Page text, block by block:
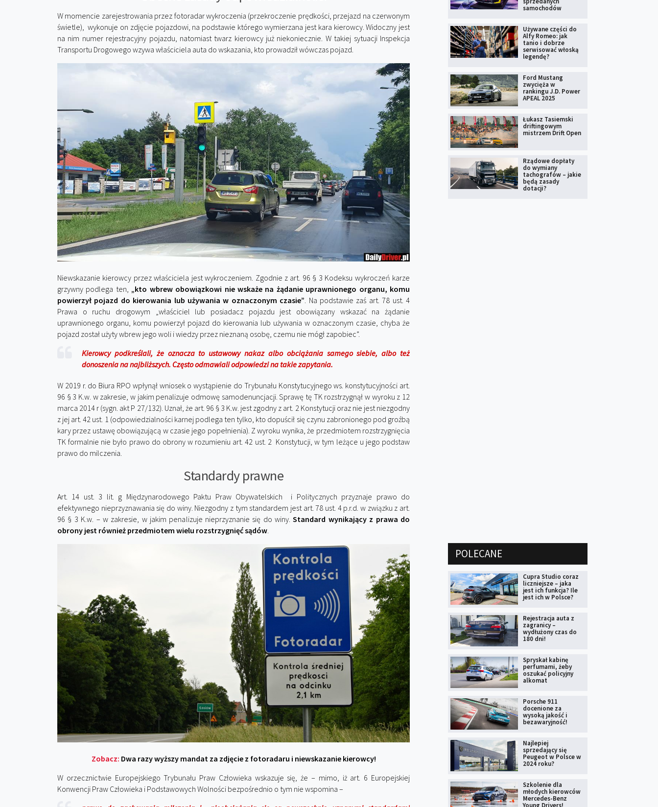
W momencie zarejestrowania przez fotoradar wykroczenia (przekroczenie prędkości, przejazd na czerwonym
świetle), wykonuje on zdjęcie pojazdowi, na podstawie którego wymierzana jest kara kierowcy. Widoczny jest
na nim numer rejestracyjny pojazdu, natomiast twarz kierowcy już niekoniecznie. W takiej sytuacji Inspekcja
Transportu Drogowego wzywa właściciela auta do wskazania, kto prowadził wówczas pojazd.
Niewskazanie kierowcy przez właściciela jest wykroczeniem. Zgodnie z art. 96 § 3 Kodeksu wykroczeń karze
grzywny podlega ten,„kto wbrew obowiązkowi nie wskaże na żądanie uprawnionego organu, komu
powierzył pojazd do kierowania lub używania w oznaczonym czasie”. Na podstawie zaś art. 78 ust. 4
Prawa o ruchu drogowym „właściciel lub posiadacz pojazdu jest obowiązany wskazać na żądanie
uprawnionego organu, komu powierzył pojazd do kierowania lub używania w oznaczonym czasie, chyba że
pojazd został użyty wbrew jego woli i wiedzy przez nieznaną osobę, czemu nie mógł zapobiec”.
Kierowcy podkreślali, że oznacza to ustawowy nakaz albo obciążania samego siebie, albo też
donoszenia na najbliższych. Często odmawiali odpowiedzi na takie zapytania.
W 2019 r. do Biura RPO wpłynął wniosek o wystąpienie do Trybunału Konstytucyjnego ws. konstytucyjności art.
96 § 3 K.w. w zakresie, w jakim penalizuje odmowę samodenuncjacji. Sprawę tę TK rozstrzygnął w wyroku z 12
marca 2014 r (sygn. akt P 27/132). Uznał, że art. 96 § 3 K.w. jest zgodny z art. 2 Konstytucji oraz nie jest niezgodny
z jej art. 42 ust. 1 (odpowiedzialności karnej podlega ten tylko, kto dopuścił się czynu zabronionego pod groźbą
kary przez ustawę obowiązującą w czasie jego popełnienia). Z wyroku wynika, że przedmiotem rozstrzygnięcia
TK formalnie nie było prawo do obrony w rozumieniu art. 42 ust. 2 Konstytucji, w tym leżące u jego podstaw
prawo do milczenia.
Standardy prawne
Art. 14 ust. 3 lit. g Międzynarodowego Paktu Praw Obywatelskich i Politycznych przyznaje prawo do
efektywnego nieprzyznawania się do winy. Niezgodny z tym standardem jest art. 78 ust. 4 p.r.d. w związku z art.
96 § 3 K.w. – w zakresie, w jakim penalizuje nieprzyznanie się do winy.Standard wynikający z prawa do
obrony jest również przedmiotem wielu rozstrzygnięć sądów.
Zobacz: Dwa razy wyższy mandat za zdjęcie z fotoradaru i niewskazanie kierowcy!
W orzecznictwie Europejskiego Trybunału Praw Człowieka wskazuje się, że – mimo, iż art. 6 Europejskiej
Konwencji Praw Człowieka i Podstawowych Wolności bezpośrednio o tym nie wspomina –
samochodów
Używane części do
Alfy Romeo: jak
tanio i dobrze
serwisować włoską
legendę?
Ford Mustang
zwycięża w
rankingu J.D. Power
APEAL 2025
Łukasz Tasiemski
driftingowym
mistrzem Drift Open
Rządowe dopłaty
do wymiany
tachografów – jakie
będą zasady
dotacji?
POLECANE
Cupra Studio coraz
liczniejsze – jaka
jest ich funkcja? Ile
jest ich w Polsce?
Rejestracja auta z
zagranicy –
wydłużony czas do
180 dni!
Spryskał kabinę
perfumami, żeby
oszukać policyjny
alkomat
Porsche 911
docenione za
wysoką jakość i
bezawaryjność!
Najlepiej
sprzedający się
Peugeot w Polsce w
2024 roku?
Szkolenie dla
młodych kierowców
Mercedes-Benz
Young Drivers!